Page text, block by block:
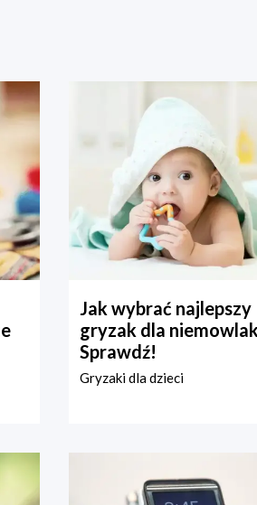
Jak wybrać najlepszy
gryzak dla
Sprawdź!
Gryzaki dla dzieci